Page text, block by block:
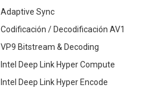
Adaptive Sync
Codificación / Decodificación AV1
VP9 Bitstream & Decoding
Intel Deep Link Hyper Compute
Intel Deep Link Hyper Encode